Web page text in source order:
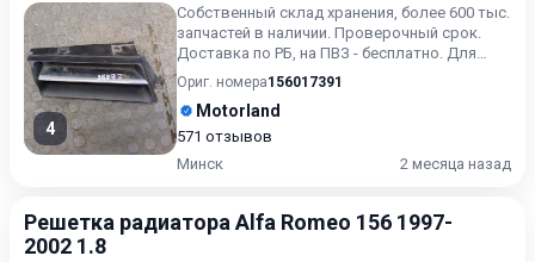
4
Собственный склад хранения, более 600 тыс.
запчастей в наличии. Проверочный срок.
Доставка по РБ, на ПВЗ - бесплатно. Для
получения актуальн...
Ориг. номера156017391
Motorland
571 отзывов
Минск
2 месяца назад
Решетка радиатора Alfa Romeo 156 1997-
2002 1.8